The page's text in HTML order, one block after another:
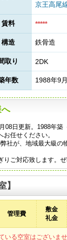
京王高尾
賃料 *****
構造 鉄骨造
取り 2DK
年数 1988年9月
08日更新。1988年
任せください。
社が、地域最大級の
りご対応致します。
】
管理費
敷金
礼金
いる空室はございま